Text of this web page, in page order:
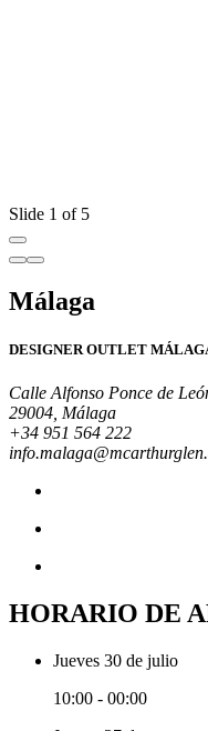
Slide 1 of 5
Málaga
DESIGNER OUTLET
Calle Alfonso Ponce de
29004, Málaga
+34 951 564 222
HORARIO DE
Jueves 30 de julio
10:00 - 00:00